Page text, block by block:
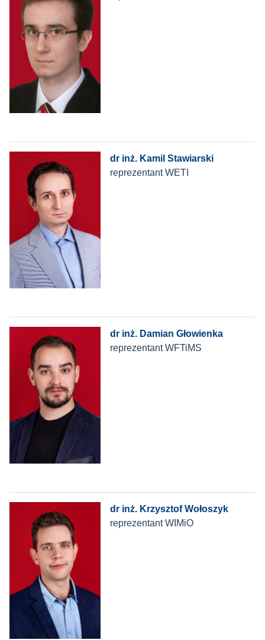
dr inż. Kamil Stawiarski
reprezentant WETI
dr inż. Damian Głowienka
reprezentant WFTiMS
dr inż. Krzysztof Wołoszyk
reprezentant WIMiO